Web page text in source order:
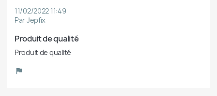
11/02/2022 11:49
Par Jepfix
Produit de qualité
Produit de qualité